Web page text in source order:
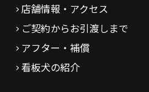
店舗情報・アクセス
ご契約からお引渡しまで
アフター・補償
看板犬の紹介